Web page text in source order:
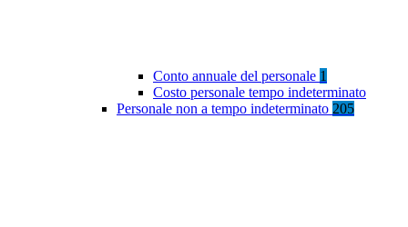
Conto annuale del personale 1
Costo personale tempo indeterminato
Personale non a tempo indeterminato 205